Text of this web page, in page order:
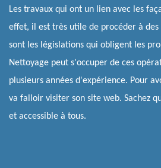
Les travaux qui ont un lien avec les
effet, il est très utile de procéder à
sont les législations qui obligent les
Nettoyage peut s'occuper de ces
plusieurs années d'expérience. Pour
va falloir visiter son site web. Sachez
et accessible à tous.